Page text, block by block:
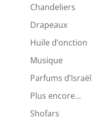
Chandeliers
Drapeaux
Huile d’onction
Musique
Parfums d’Israël
Plus encore...
Shofars